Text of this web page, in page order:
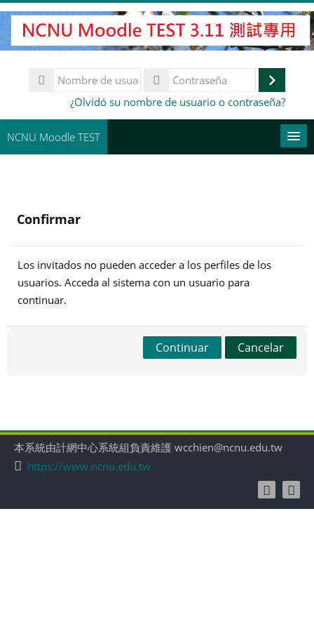
Salta
al
contenido
Nombre
de
Contraseña¿Olvidó su nombre de usuario o contraseña?
NCNU Moodle TEST
Confirmar
Los invitados no pueden acceder a los perfiles de los
usuarios. Acceda al sistema con un usuario para
continuar.
Continuar Cancelar
本系統由計網中心系統組負責維護 wcchien@ncnu.edu.tw
https://www.ncnu.edu.tw